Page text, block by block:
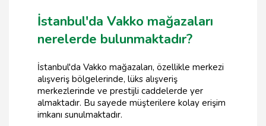
İstanbul'da Vakko mağazaları
nerelerde bulunmaktadır?
İstanbul'da Vakko mağazaları, özellikle merkezi
alışveriş bölgelerinde, lüks alışveriş
merkezlerinde ve prestijli caddelerde yer
almaktadır. Bu sayede müşterilere kolay erişim
imkanı sunulmaktadır.